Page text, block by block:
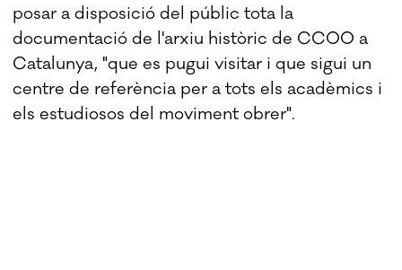
posar a disposició del públic tota la
documentació de l'arxiu històric de CCOO a
Catalunya, "que es pugui visitar i que sigui un
centre de referència per a tots els acadèmics i
els estudiosos del moviment obrer".